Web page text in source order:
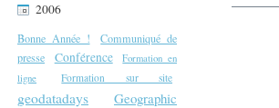
2006
Bonne Année !
Communiqué de
presse
Conférence
Formation en
ligne
Formation sur site
geodatadays
Geographic